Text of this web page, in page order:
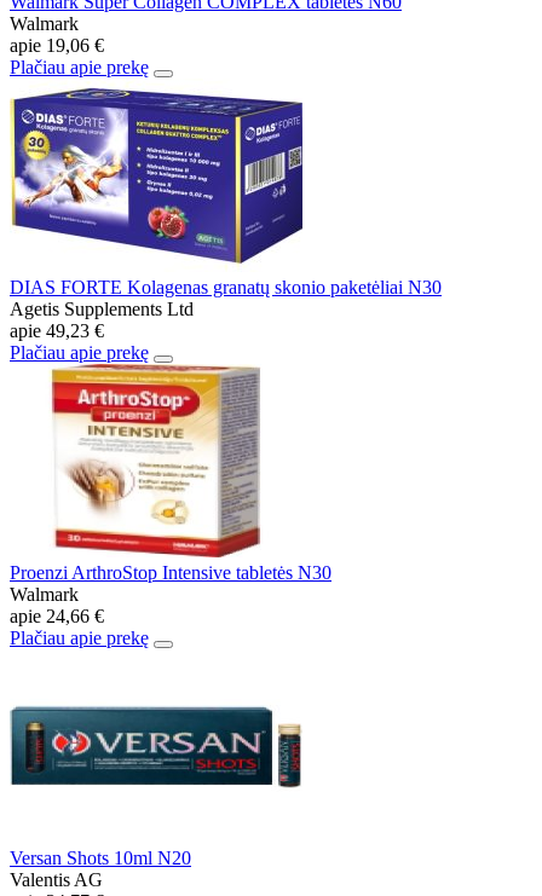
Walmark
apie 19,06 €
Plačiau apie prekę
DIAS FORTE Kolagenas granatų skonio paketėliai N30
Agetis Supplements Ltd
apie 49,23 €
Plačiau apie prekę
Proenzi ArthroStop Intensive tabletės N30
Walmark
apie 24,66 €
Plačiau apie prekę
Versan Shots 10ml N20
Valentis AG